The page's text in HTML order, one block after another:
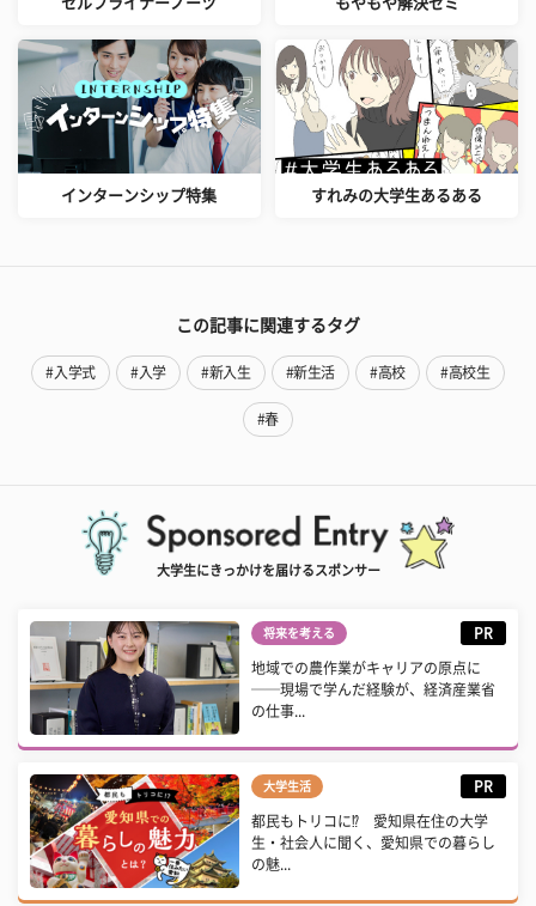
セルフライナーノーツ もやもや解決ゼミ
インターンシップ特集 すれみの大学生あるある
この記事に関連するタグ
#入学式 #入学 #新入生 #新生活 #高校 #高校生
#春
大学生にきっかけを届けるスポンサー
将来を考える PR
地域での農作業がキャリアの原点に
──現場で学んだ経験が、経済産業省
の仕事...
大学生活 PR
都民もトリコに⁉ 愛知県在住の大学
生・社会人に聞く、愛知県での暮らし
の魅...